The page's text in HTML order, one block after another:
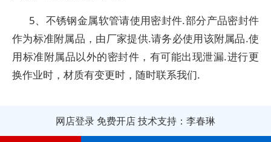
5、不锈钢金属软管请使用密封件.部分产品密封件
作为标准附属品，由厂家提供.请务必使用该附属品.使
用标准附属品以外的密封件，有可能出现泄漏.进行更
换作业时，材质有变更时，随时联系我们.
网店登录 免费开店技术支持：李春琳